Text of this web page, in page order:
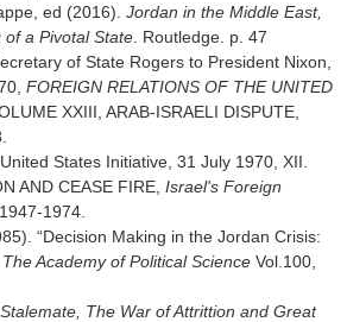
ed (2016). Jordan in the Middle East,
a Pivotal State . Routledge. p. 47
of State Rogers to President Nixon,
FOREIGN RELATIONS OF THE UNITED
XXIII, ARAB-ISRAELI DISPUTE,
States Initiative, 31 July 1970, XII.
AND CEASE FIRE, Israel's Foreign
1974.
“Decision Making in the Jordan Crisis:
The Academy of Political Science Vol.100,
Stalemate, The War of Attrittion and Great